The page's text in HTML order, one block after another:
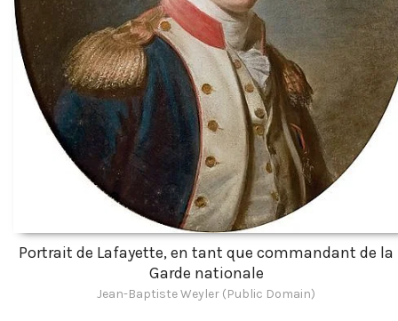
Portrait de Lafayette, en tant que commandant de la
Garde nationale
Jean-Baptiste Weyler (Public Domain)